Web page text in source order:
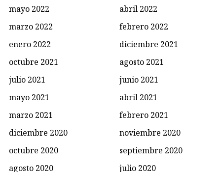
mayo 2022
abril 2022
marzo 2022
febrero 2022
enero 2022
diciembre 2021
octubre 2021
agosto 2021
julio 2021
junio 2021
mayo 2021
abril 2021
marzo 2021
febrero 2021
diciembre 2020
noviembre 2020
octubre 2020
septiembre 2020
agosto 2020
julio 2020